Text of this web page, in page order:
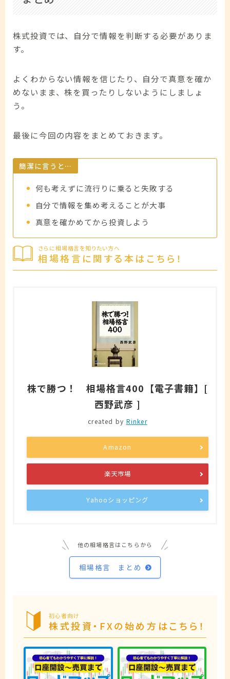
株式投資では、自分で情報を判断する必要がありま
す。
よくわからない情報を信じたり、自分で真意を確か
めないまま、株を買ったりしないようにしましょ
う。
最後に今回の内容をまとめておきます。
簡潔に言うと…
何も考えずに流行りに乗ると失敗する
自分で情報を集め考えることが大事
真意を確かめてから投資しよう
さらに相場格言を知りたい方へ
相場格言に関する本はこちら！
株で勝つ！ 相場格言400【電子書籍】[
西野武彦 ]
created by Rinker
Amazon
楽天市場
Yahooショッピング
他の相場格言はこちらから
相場格言 まとめ
初心者向け
株式投資・FXの始め方はこちら！